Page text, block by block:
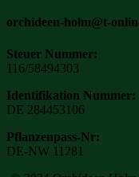
orchideen-holm@t-
Steuer Nummer:
116/58494303
Identifikation Nummer:
DE 284453106
Pflanzenpass-Nr:
DE-NW 11281